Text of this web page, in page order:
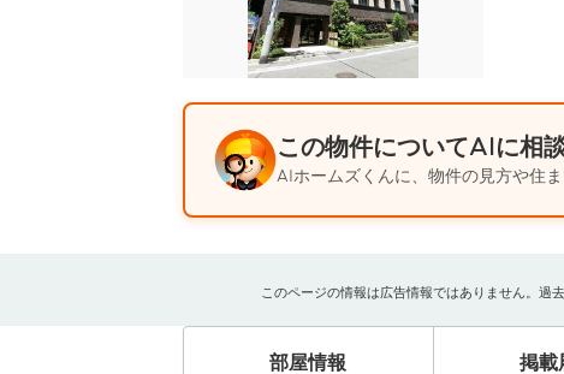
この物件についてAIに相
AIホームズくんに、物件の見方や住
このページの情報は広告情報ではありません。
部屋情報 掲載